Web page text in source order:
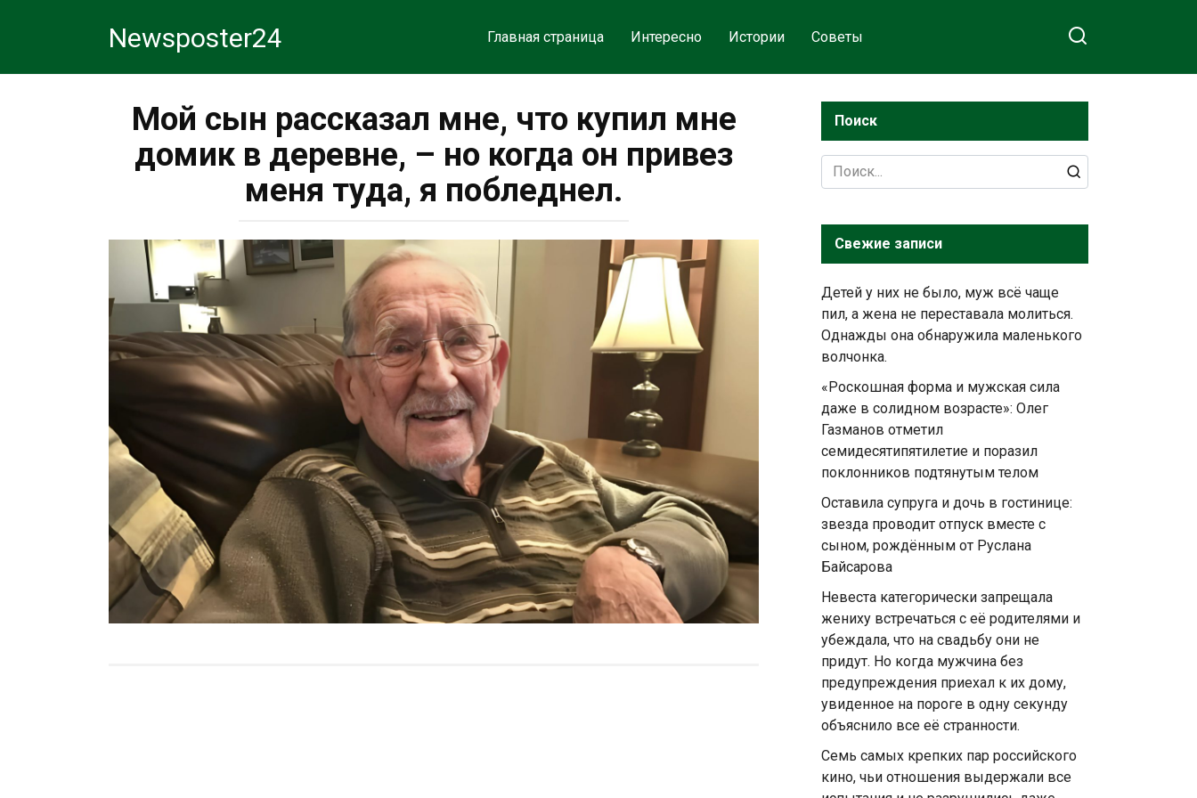
Newsposter24 Главная страница Интересно Истории Советы
Мой сын рассказал мне, что купил мне
домик в деревне, – но когда он привез
меня туда, я побледнел.
Поиск
Search
for:
Свежие записи
Детей у них не было, муж всё чаще
пил, а жена не переставала молиться.
Однажды она обнаружила маленького
волчонка.
«Роскошная форма и мужская сила
даже в солидном возрасте»: Олег
Газманов отметил
семидесятипятилетие и поразил
поклонников подтянутым телом
Оставила супруга и дочь в гостинице:
звезда проводит отпуск вместе с
сыном, рождённым от Руслана
Байсарова
Невеста категорически запрещала
жениху встречаться с её родителями и
убеждала, что на свадьбу они не
придут. Но когда мужчина без
предупреждения приехал к их дому,
увиденное на пороге в одну секунду
объяснило все её странности.
Семь самых крепких пар российского
кино, чьи отношения выдержали все